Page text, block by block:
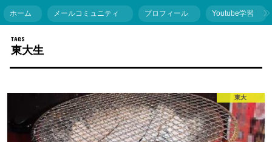
ホーム メールコミュニティ プロフィール Youtube学習
東大生
東大